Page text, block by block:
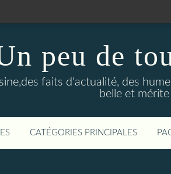
peu de
faits d'actualité, des
belle et
CATÉGORIES PRINCIPALES